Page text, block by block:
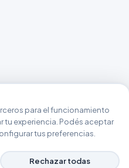
para el funcionamiento
tu experiencia. Podés aceptar
tus preferencias.
Rechazar todas